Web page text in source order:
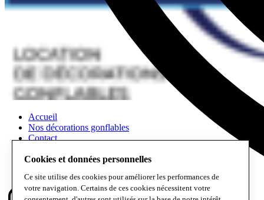
Accueil
Nos décorations gonflables
Contact
Scénographies et végétalisation
Cookies et données personnelles
Ce site utilise des cookies pour améliorer les performances de
votre navigation. Certains de ces cookies nécessitent votre